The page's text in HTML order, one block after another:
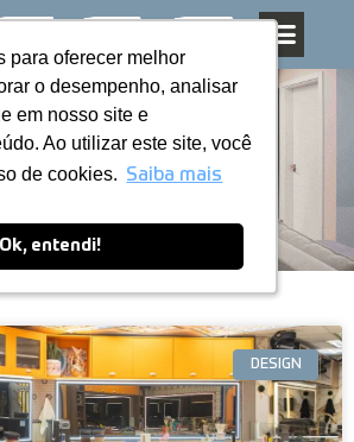
para oferecer melhor
o desempenho, analisar
em nosso site e
Ao utilizar este site, você
de cookies. Saiba mais
Ok, entendi!
para oferecer melhor
o desempenho, analisar
em nosso site e
Ao utilizar este site, você
de cookies. Saiba mais
Ok, entendi!
Blog
DESIGN